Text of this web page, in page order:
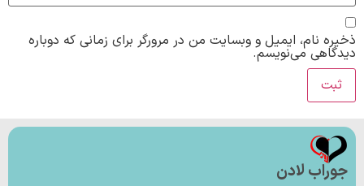
ذخیره نام، ایمیل و وبسایت من در مرورگر برای زمانی که دوباره
دیدگاهی می‌نویسم.
جوراب لادن